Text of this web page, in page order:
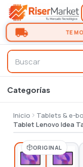
Inicio Tablets & e-
Tablet Lenovo Idea
ORIGINAL